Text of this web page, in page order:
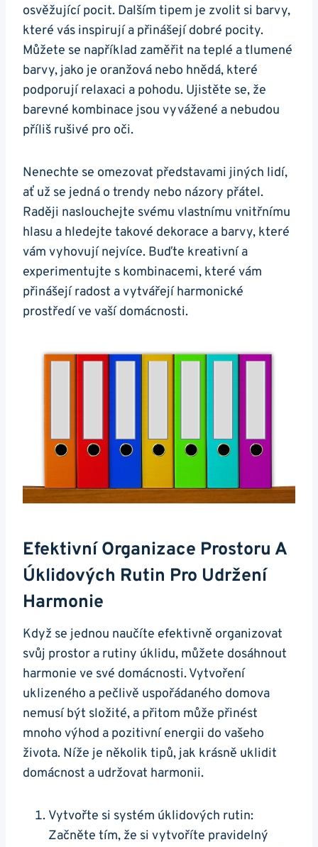
osvěžující pocit. Dalším tipem je zvolit si barvy,
které vás inspirují a přinášejí dobré pocity.
Můžete se například zaměřit na teplé a tlumené
barvy, jako je oranžová nebo hnědá, které
podporují relaxaci a pohodu. Ujistěte se, že
barevné kombinace jsou vyvážené a nebudou
příliš rušivé pro oči.
Nenechte se omezovat představami jiných lidí,
ať už se jedná o trendy nebo názory přátel.
Raději naslouchejte svému vlastnímu vnitřnímu
hlasu a hledejte takové dekorace a barvy, které
vám vyhovují nejvíce. Buďte kreativní a
experimentujte s kombinacemi, které vám
přinášejí radost a vytvářejí harmonické
prostředí ve vaší domácnosti.
Efektivní Organizace Prostoru A
Úklidových Rutin Pro Udržení
Harmonie
Když se jednou naučíte efektivně organizovat
svůj prostor a rutiny úklidu, můžete dosáhnout
harmonie ve své domácnosti. Vytvoření
uklizeného a pečlivě uspořádaného domova
nemusí být složité, a přitom může přinést
mnoho výhod a pozitivní energii do vašeho
života. Níže je několik tipů, jak krásně uklidit
domácnost a udržovat harmonii.
Vytvořte si systém úklidových rutin:
Začněte tím, že si vytvoříte pravidelný